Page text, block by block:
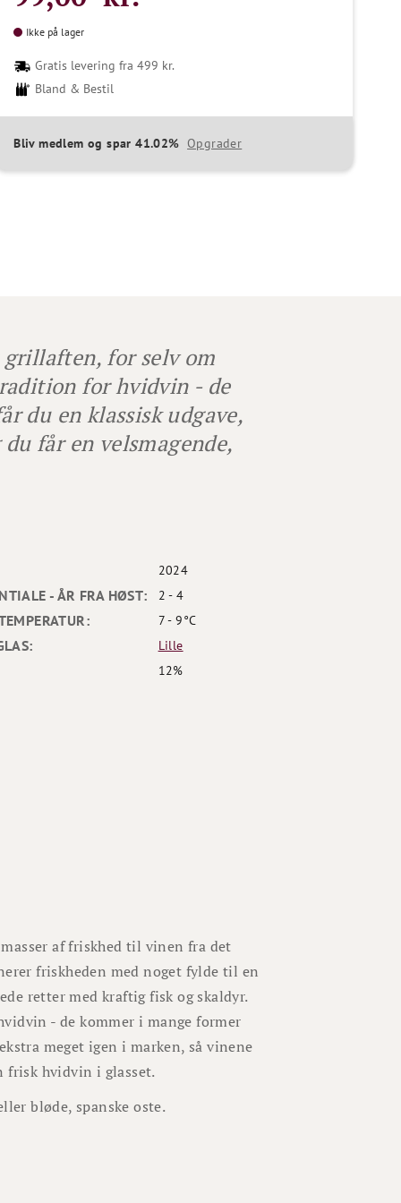
Gratis levering fra 499 kr.
Bland & Bestil
Ikke på lager
Bliv medlem og spar 41.02% Opgrader
for selv om
for hvidvin - de
du en klassisk udgave,
får en velsmagende,
2024
- ÅR FRA HØST: 2 - 4
7 - 9°C
Lille
12%
af friskhed til vinen fra det
friskheden med noget fylde til en
retter med kraftig fisk og skaldyr.
- de kommer i mange former
meget igen i marken, så vinene
frisk hvidvin i glasset.
bløde, spanske oste.